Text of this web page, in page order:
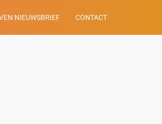
NIEUWSBRIEF CONTACT